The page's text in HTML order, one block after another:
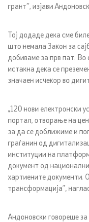
Извештаи
Односи со јавност
Соопштенија
Интервјуа
Прес-конференции
Слободен пристап
Интегритет
Јавни расправи
грант’’, изјави
Тој додаде дека сме
што немала Закон за
добиваме за прв пат. Во
истакна дека се
значаен исчекор во
„120 нови електронски
портал, отворање на
за да се доближиме и
граѓанин од
институции на
документ од
хартиените документи.
трансформација’’,
Андоновски говореше за